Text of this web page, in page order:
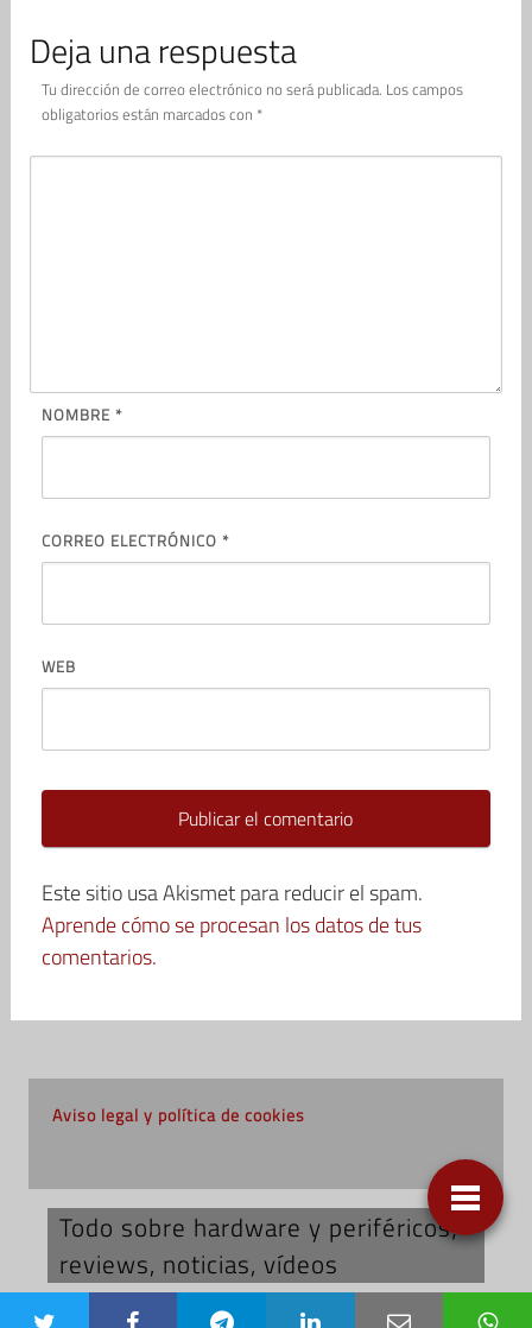
Deja una respuesta
Tu dirección de correo electrónico no será publicada. Los campos
obligatorios están marcados con *
NOMBRE *
CORREO ELECTRÓNICO *
WEB
Este sitio usa Akismet para reducir el spam.
Aprende cómo se procesan los datos de tus
comentarios.
Aviso legal y política de cookies
Todo sobre hardware y periféricos;
reviews, noticias, vídeos